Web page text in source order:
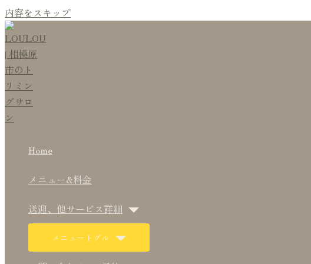
内容をスキップ
Home
メニュー&料金
送迎、他サービス詳細
メニュートグル